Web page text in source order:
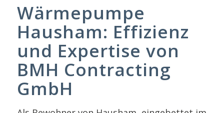
Wärmepumpe
Hausham: Effizienz
und Expertise von
BMH Contracting
GmbH